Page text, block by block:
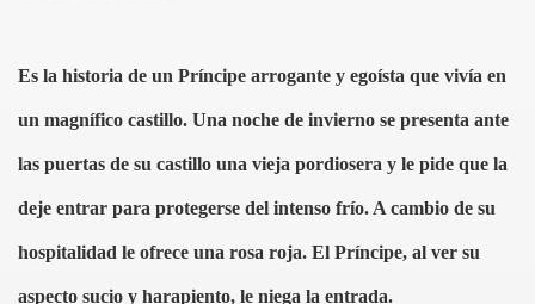
Es la historia de un Príncipe arrogante y egoísta que vivía en
un magnífico castillo. Una noche de invierno se presenta ante
las puertas de su castillo una vieja pordiosera y le pide que la
deje entrar para protegerse del intenso frío. A cambio de su
hospitalidad le ofrece una rosa roja. El Príncipe, al ver su
aspecto sucio y harapiento, le niega la entrada.